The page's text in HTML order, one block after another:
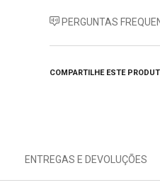
PERGUNTAS
COMPARTILHE ESTE
ENTREGAS E DEVOLUÇÕES